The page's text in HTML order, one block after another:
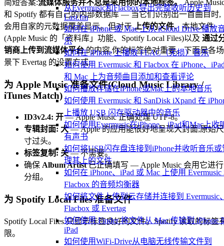
从Evermusic和Flacbox导出完整收听历史到
Last.fm
如何在 iPhone 或 Mac 上从 iCloud Drive 播放
乐
如何在 iPhone 上播放 FLAC（无损）音乐
如何使用 Evermusic 和 Flacbox 在 iPhone、
和 Mac 上为音频曲目添加和查看评论
如何播放存储在iPhone或Mac上的本地音乐
如何使用 Evermusic 和 SanDisk iXpand 在
上播放 USB 闪存驱动器中的音乐
如何使用Evermusic在iPhone、iPad和Mac上收
有声书
如何将USB闪存盘连接到iPhone并收听音乐或
理其上的文件
如何在 iPhone、iPad 或 Mac 上使用 Evermusic
Flacbox 的音频均衡器
如何将文件上传到云存储并连接到 Evermusic
Flacbox 或 Evertag
如何使用 Finder 将文件从 Mac 传输到 iPhone
iPad
如何使用WiFi-Drive从电脑无线传输文件到
简短答案:流媒体服务并不总是采用你的本地标签。Apple
和 Spotify 都有自己的内部数据库 — 当它们识别出一首曲目时,
会用自家的元数据覆盖显示。但对于上传的文件、本地文件
(Apple Music 的「资料库」功能、Spotify Local Files)以及 通过
销商上传到流媒体平台的内容,你的标签绝对重要。下面是各场
景下 Evertag 的设置方式:
为 Apple Music 准备文件(Cloud Music Library /
iTunes Match)
ID3v2.4: 开— Apple Music 正确处理 UTF-8。
专辑封面: 大— Apple 的应用能很好地呈现大封面;原始尺
寸过头。
标签复制: 关— 不需要。
确保 Album Artist已正确填写 — Apple Music 会用它进行
分组。
为 Spotify Local Files 准备文件
Spotify Local Files 只显示标签良好的文件。Spotify 读取的标签
限。